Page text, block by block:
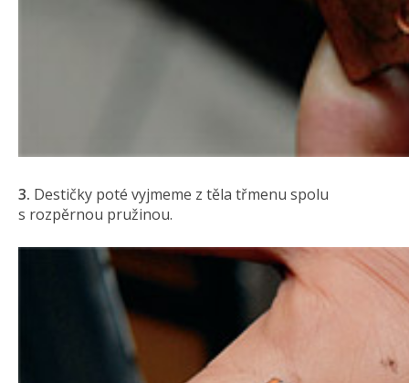
3. Destičky poté vyjmeme z těla třmenu spolu
s rozpěrnou pružinou.